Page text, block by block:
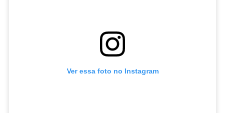
Ver essa foto no Instagram